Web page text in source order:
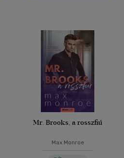
Mr. Brooks, a rosszfiú
Max Monroe